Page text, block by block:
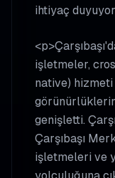
ihtiyaç
işletmeler,
native) hizmeti
genişletti.
Çarşıbaşı
işletmeleri ve